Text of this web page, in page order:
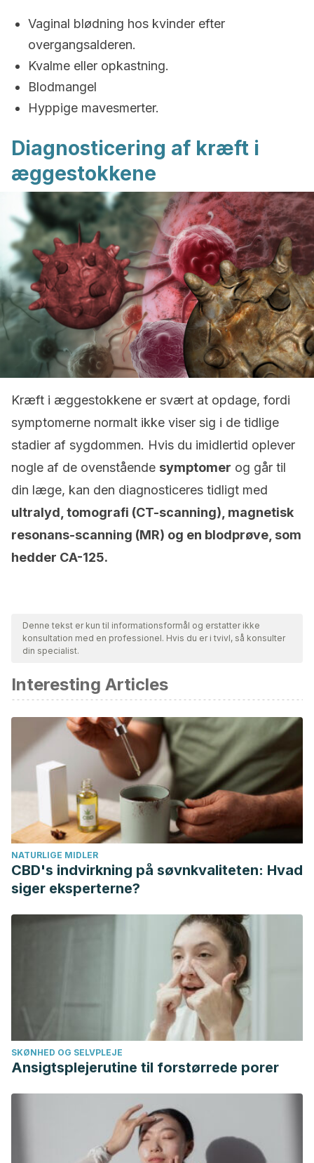
Vaginal blødning hos kvinder efter
overgangsalderen.
Kvalme eller opkastning.
Blodmangel
Hyppige mavesmerter.
Diagnosticering af kræft i
æggestokkene
Kræft i æggestokkene er svært at opdage, fordi
symptomerne normalt ikke viser sig i de tidlige
stadier af sygdommen. Hvis du imidlertid oplever
nogle af de ovenstående symptomer og går til
din læge, kan den diagnosticeres tidligt med
ultralyd, tomografi (CT-scanning), magnetisk
resonans-scanning (MR) og en blodprøve, som
hedder CA-125.
Denne tekst er kun til informationsformål og erstatter ikke
konsultation med en professionel. Hvis du er i tvivl, så konsulter
din specialist.
Interesting Articles
NATURLIGE MIDLER
CBD's indvirkning på søvnkvaliteten: Hvad
siger eksperterne?
SKØNHED OG SELVPLEJE
Ansigtsplejerutine til forstørrede porer